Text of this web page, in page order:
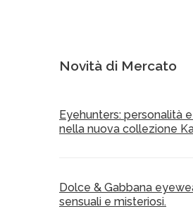
Novità di Mercato
Eyehunters: personalità
nella nuova collezione
Dolce & Gabbana
sensuali e misteriosi.